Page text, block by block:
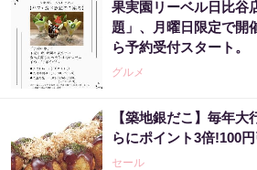
果実園リーベル日比谷
題」、月曜日限定で開
ら予約受付スタート。
グルメ
【築地銀だこ】毎年
らにポイント3倍!100円
セール